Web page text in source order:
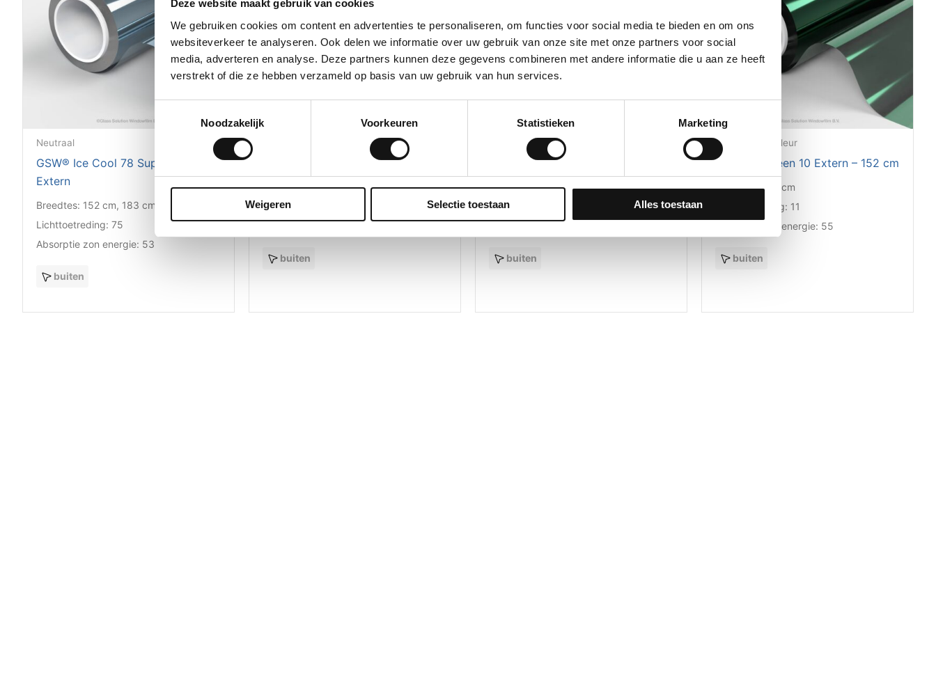
Deze website maakt gebruik van cookies
We gebruiken cookies om content en advertenties te personaliseren, om functies voor social media te bieden en om ons
websiteverkeer te analyseren. Ook delen we informatie over uw gebruik van onze site met onze partners voor social
media, adverteren en analyse. Deze partners kunnen deze gegevens combineren met andere informatie die u aan ze heeft
verstrekt of die ze hebben verzameld op basis van uw gebruik van hun services.
Noodzakelijk
Voorkeuren Statistieken Marketing
Weigeren Selectie toestaan Alles toestaan
Neutraal
GSW® Ice Cool 78 Super Plus
Extern
Breedtes: 152 cm, 183 cm
Lichttoetreding: 75
Absorptie zon energie: 53
buiten
GSW® RS 20 Plus Extern
Breedtes: 122 cm, 152 cm, 183 cm
Lichttoetreding:
buiten
Reflecterend
GSW® RS 35 Super Plus Extern
Breedtes: 122 cm, 152 cm, 183 cm
Lichttoetreding:
buiten
Reflecterend kleur
GSW® R-Green 10 Extern – 152 cm
Breedtes: 152 cm
Lichttoetreding: 11
Absorptie zon energie: 55
buiten